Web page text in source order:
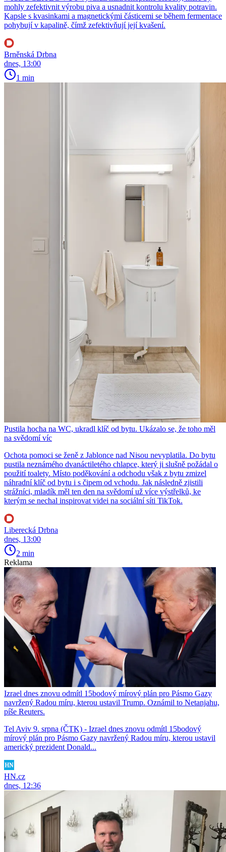
mohly zefektivnit výrobu piva a usnadnit kontrolu kvality potravin.
Kapsle s kvasinkami a magnetickými částicemi se během fermentace
pohybují v kapalině, čímž zefektivňují její kvašení.
Brněnská Drbna
dnes, 13:00
1 min
Pustila hocha na WC, ukradl klíč od bytu. Ukázalo se, že toho měl
na svědomí víc
Ochota pomoci se ženě z Jablonce nad Nisou nevyplatila. Do bytu
pustila neznámého dvanáctiletého chlapce, který ji slušně požádal o
použití toalety. Místo poděkování a odchodu však z bytu zmizel
náhradní klíč od bytu i s čipem od vchodu. Jak následně zjistili
strážníci, mladík měl ten den na svědomí už více výstřelků, ke
kterým se nechal inspirovat videi na sociální síti TikTok.
Liberecká Drbna
dnes, 13:00
2 min
Reklama
Izrael dnes znovu odmítl 15bodový mírový plán pro Pásmo Gazy
navržený Radou míru, kterou ustavil Trump. Oznámil to Netanjahu,
píše Reuters.
Tel Aviv 9. srpna (ČTK) - Izrael dnes znovu odmítl 15bodový
mírový plán pro Pásmo Gazy navržený Radou míru, kterou ustavil
americký prezident Donald...
HN.cz
dnes, 12:36